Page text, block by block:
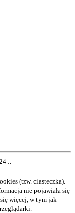
:.
(tzw. ciasteczka).
nie pojawiała się
więcej, w tym jak